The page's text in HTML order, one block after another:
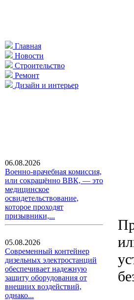
Главная
Новости
Строительство
Ремонт
Дизайн и интерьер
06.08.2026
Военно-врачебная комиссия,
или сокращённо ВВК, — это
медицинское
освидетельствование,
которое проходят
призывники,...
05.08.2026
Современный контейнер
дизельных электростанций
обеспечивает надежную
защиту оборудования от
внешних воздействий,
однако...